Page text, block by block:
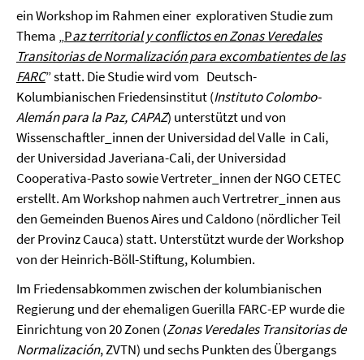
ein Workshop im Rahmen einer explorativen Studie zum
Thema „Paz territorial y conflictos en Zonas Veredales
Transitorias de Normalización para excombatientes de las
FARC” statt. Die Studie wird vom Deutsch-
Kolumbianischen Friedensinstitut (Instituto Colombo-
Alemán para la Paz, CAPAZ) unterstützt und von
Wissenschaftler_innen der Universidad del Valle in Cali,
der Universidad Javeriana-Cali, der Universidad
Cooperativa-Pasto sowie Vertreter_innen der NGO CETEC
erstellt. Am Workshop nahmen auch Vertretrer_innen aus
den Gemeinden Buenos Aires und Caldono (nördlicher Teil
der Provinz Cauca) statt. Unterstützt wurde der Workshop
von der Heinrich-Böll-Stiftung, Kolumbien.
Im Friedensabkommen zwischen der kolumbianischen
Regierung und der ehemaligen Guerilla FARC-EP wurde die
Einrichtung von 20 Zonen (Zonas Veredales Transitorias de
Normalización, ZVTN) und sechs Punkten des Übergangs